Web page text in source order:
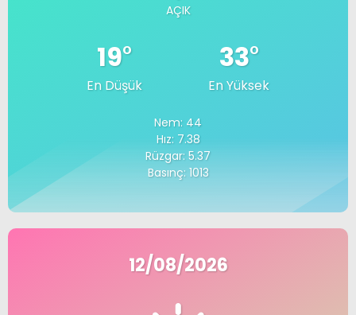
AÇIK
19°
En Düşük
33°
En Yüksek
Nem: 44
Hız: 7.38
Rüzgar: 5.37
Basınç: 1013
12/08/2026